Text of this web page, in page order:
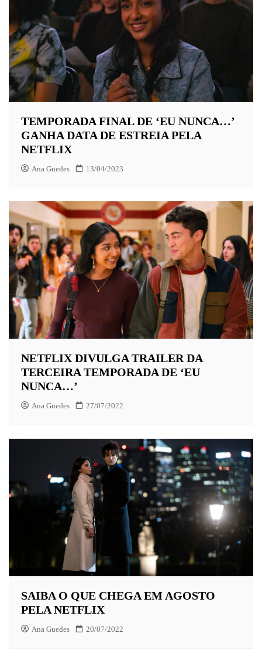
TEMPORADA FINAL DE ‘EU NUNCA…’
GANHA DATA DE ESTREIA PELA
NETFLIX
Ana Guedes 13/04/2023
NETFLIX DIVULGA TRAILER DA
TERCEIRA TEMPORADA DE ‘EU
NUNCA…’
Ana Guedes 27/07/2022
SAIBA O QUE CHEGA EM AGOSTO
PELA NETFLIX
Ana Guedes 20/07/2022